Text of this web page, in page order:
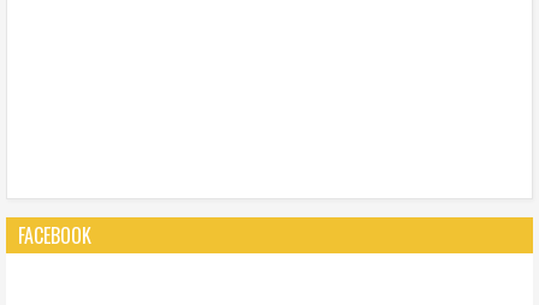
FACEBOOK